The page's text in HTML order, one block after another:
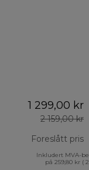
1 299,00 kr
2 159,00 kr
Foreslått pris
Inkludert MVA-
på 259,80 kr (